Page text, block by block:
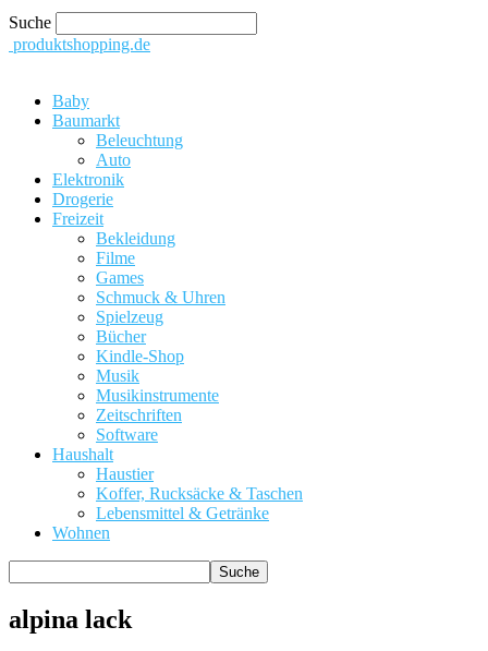
Suche
produktshopping.de
Baby
Baumarkt
Beleuchtung
Auto
Elektronik
Drogerie
Freizeit
Bekleidung
Filme
Games
Schmuck & Uhren
Spielzeug
Bücher
Kindle-Shop
Musik
Musikinstrumente
Zeitschriften
Software
Haushalt
Haustier
Koffer, Rucksäcke & Taschen
Lebensmittel & Getränke
Wohnen
alpina lack